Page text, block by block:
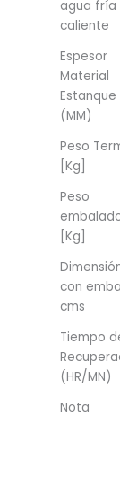
agua fría
caliente
Espesor
Material
Estanque
(MM)
Peso
[Kg]
Peso
[Kg]
con
cms
Tiempo
(HR/MN)
Nota